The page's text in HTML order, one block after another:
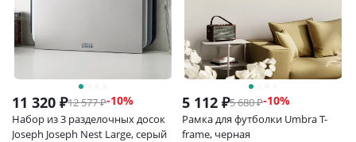
11 320 ₽12 577₽-10%
Набор из 3 разделочных досок
Joseph Joseph Nest Large, серый
5 112 ₽5 680₽-10%
Рамка для футболки Umbra T-
frame, черная